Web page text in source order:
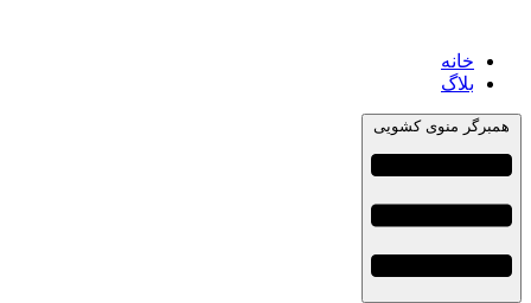
خانه
بلاگ
همبرگر منوی کشویی